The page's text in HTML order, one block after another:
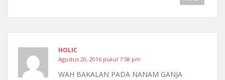
HOLIC
Agustus 20, 2016 pukul 7:58 pm
WAH BAKALAN PADA NANAM GANJA